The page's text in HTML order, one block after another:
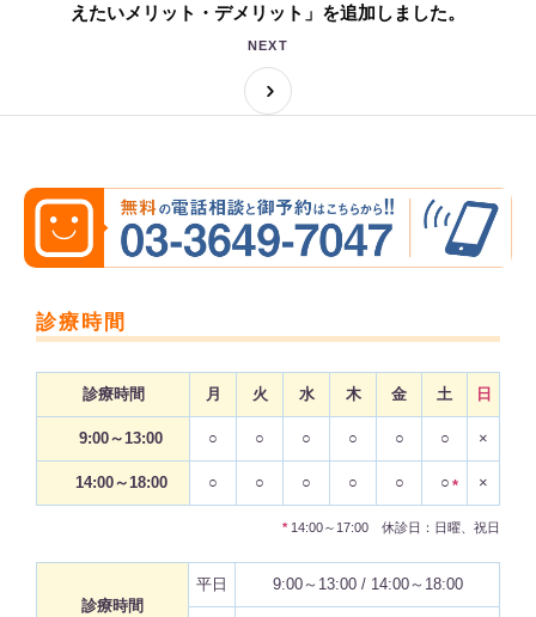
えたいメリット・デメリット」を追加しました。
NEXT
診療時間
診療時間 月 火 水 木 金 土 日
9:00～13:00 ○ ○ ○ ○ ○ ○ ×
14:00～18:00 ○ ○ ○ ○ ○ ○ * ×
* 14:00～17:00 休診日：日曜、祝日
診療時間
平日 9:00～13:00 / 14:00～18:00